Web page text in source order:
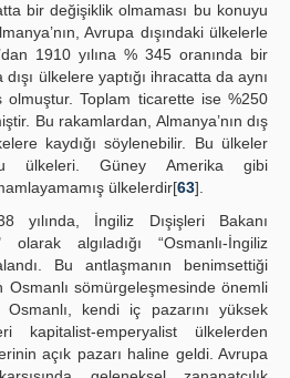
bir değişiklik olmaması bu konuyu
Avrupa dışındaki ülkelerle
1910 yılına % 345 oranında bir
ülkelere yaptığı ihracatta da aynı
olmuştur. Toplam ticarette ise %250
Bu rakamlardan, Almanya’nın dış
kaydığı söylenebilir. Bu ülkeler
ülkeleri. Güney Amerika gibi
ülkelerdir[63].
yılında, İngiliz Dışişleri Bakanı
olarak algıladığı “Osmanlı-İngiliz
Bu antlaşmanın benimsettiği
sömürgeleşmesinde önemli
kendi iç pazarını yüksek
kapitalist-emperyalist ülkelerden
açık pazarı haline geldi. Avrupa